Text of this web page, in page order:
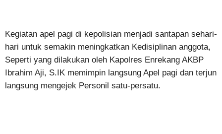
Kegiatan apel pagi di kepolisian menjadi santapan sehari-
hari untuk semakin meningkatkan Kedisiplinan anggota,
Seperti yang dilakukan oleh Kapolres Enrekang AKBP
Ibrahim Aji, S.IK memimpin langsung Apel pagi dan terjun
langsung mengejek Personil satu-persatu.